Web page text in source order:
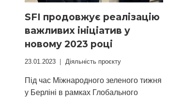
SFI продовжує реалізацію
важливих ініціатив у
новому 2023 році
23.01.2023 Діяльність проєкту
Під час Міжнародного зеленого тижня
у Берліні в рамках Глобального